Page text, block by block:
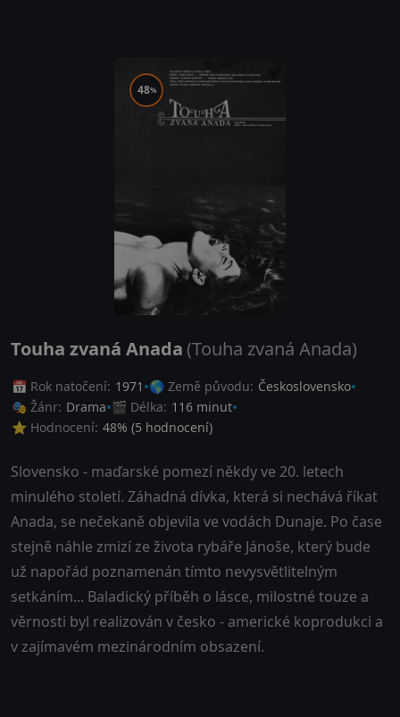
48%
Touha zvaná Anada (Touha zvaná Anada)
📅 Rok natočení: 1971 🌎 Země původu: Československo
🎭 Žánr: Drama 🎬 Délka: 116 minut
⭐ Hodnocení: 48% (5 hodnocení)
Slovensko - maďarské pomezí někdy ve 20. letech
minulého století. Záhadná dívka, která si nechává říkat
Anada, se nečekaně objevila ve vodách Dunaje. Po čase
stejně náhle zmizí ze života rybáře Jánoše, který bude
už napořád poznamenán tímto nevysvětlitelným
setkáním... Baladický příběh o lásce, milostné touze a
věrnosti byl realizován v česko - americké koprodukci a
v zajímavém mezinárodním obsazení.